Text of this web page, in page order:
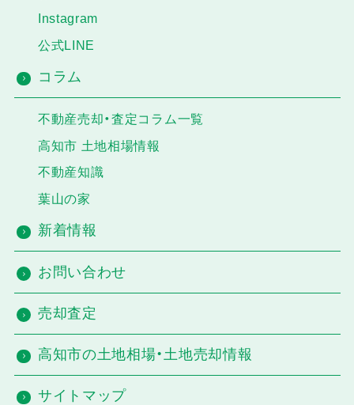
Instagram
公式LINE
コラム
不動産売却・査定コラム一覧
高知市 土地相場情報
不動産知識
葉山の家
新着情報
お問い合わせ
売却査定
高知市の土地相場・土地売却情報
サイトマップ